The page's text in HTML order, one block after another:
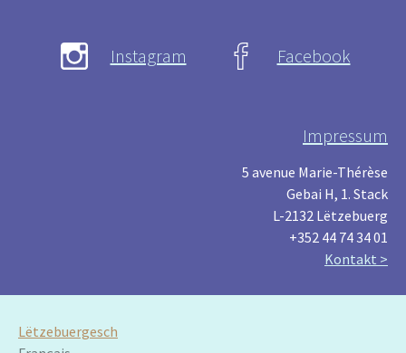
Instagram Facebook
Impressum
5 avenue Marie-Thérèse
Gebai H, 1. Stack
L-2132 Lëtzebuerg
+352 44 74 34 01
Kontakt >
Lëtzebuergesch